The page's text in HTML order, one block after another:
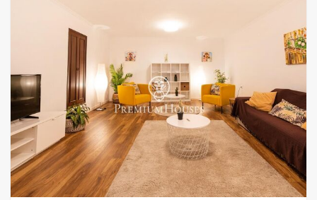
independiente y una cocina con lavadero. La terraza, amplia y
bien orientada, ofrece vistas abiertas y panorámicas. La zona
de noche se compone de dos habitaciones dobles, una de
ellas en suite, además de un segundo baño completo. En la
planta inferior encontramos uno de los espacios más
diferenciales de la vivienda: una amplia biblioteca con acceso
directo al patio interior, un ambiente versátil y con mucha
personalidad. Esta planta también dispone de un aseo de
cortesía. Como valor añadido, la propiedad cuenta con un
apartamento independiente, con entrada propia, configurado
tipo suite y con licencia turística, lo que aporta una
interesante oportunidad de rentabilidad o espacio adicional
para invitados. El Eixample de Tarragona es un entorno